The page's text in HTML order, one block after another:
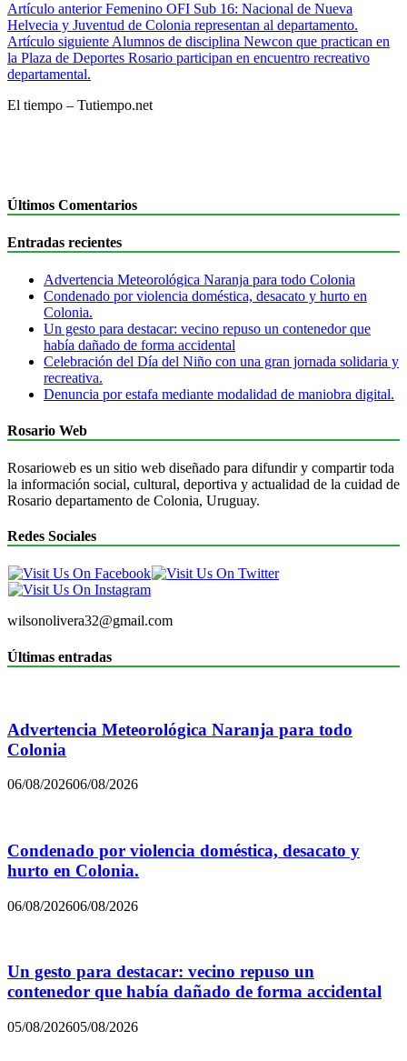
Artículo anterior Femenino OFI Sub 16: Nacional de Nueva
Helvecia y Juventud de Colonia representan al departamento.
Artículo siguienteAlumnos de disciplina Newcon que practican en
la Plaza de Deportes Rosario participan en encuentro recreativo
departamental.
El tiempo – Tutiempo.net
Últimos Comentarios
Entradas recientes
Advertencia Meteorológica Naranja para todo Colonia
Condenado por violencia doméstica, desacato y hurto en
Colonia.
Un gesto para destacar: vecino repuso un contenedor que
había dañado de forma accidental
Celebración del Día del Niño con una gran jornada solidaria y
recreativa.
Denuncia por estafa mediante modalidad de maniobra digital.
Rosario Web
Rosarioweb es un sitio web diseñado para difundir y compartir toda
la información social, cultural, deportiva y actualidad de la cuidad de
Rosario departamento de Colonia, Uruguay.
Redes Sociales
wilsonolivera32@gmail.com
Últimas entradas
Advertencia Meteorológica Naranja para todo
Colonia
06/08/202606/08/2026
Condenado por violencia doméstica, desacato y
hurto en Colonia.
06/08/202606/08/2026
Un gesto para destacar: vecino repuso un
contenedor que había dañado de forma accidental
05/08/202605/08/2026